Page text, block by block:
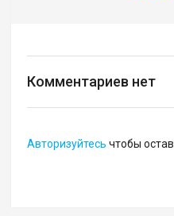
Комментариев нет
Авторизуйтесь чтобы